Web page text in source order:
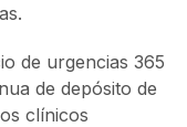
de urgencias 365
de depósito de
clínicos